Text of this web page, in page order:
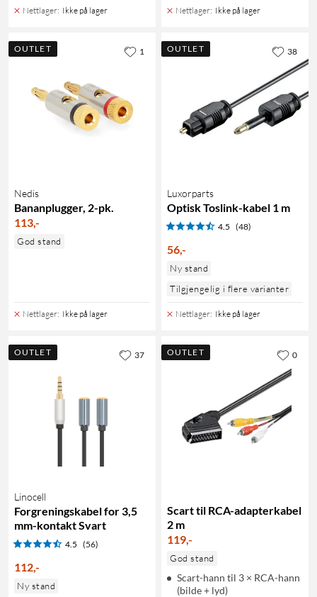
Nettlager: Ikke på lager Nettlager: Ikke på lager
OUTLET
Nedis
Bananplugger, 2-pk.
113,-
God stand
Nettlager: Ikke på lager
1 OUTLET
Luxorparts
Optisk Toslink-kabel 1 m
4.5 (48)
56,-
Ny stand
Tilgjengelig i flere varianter
Nettlager: Ikke på lager
38
OUTLET
Linocell
Forgreningskabel for 3,5
mm-kontakt Svart
4.5 (56)
112,-
Ny stand
37 OUTLET
Scart til RCA-adapterkabel
2 m
119,-
God stand
Scart-hann til 3 × RCA-hann
(bilde + lyd)
0